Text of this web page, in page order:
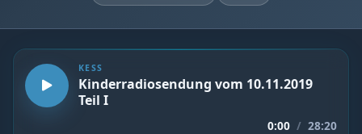
KESS
Kinderradiosendung vom 10.11.2019
Teil I
0:00 / 28:20